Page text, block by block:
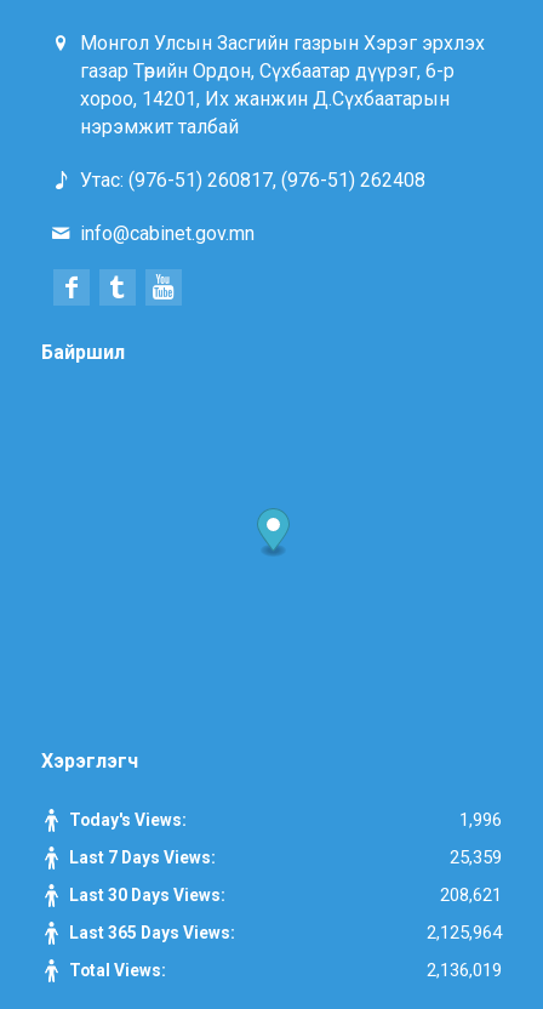
Монгол Улсын Засгийн газрын Хэрэг эрхлэх
газар Төрийн Ордон, Сүхбаатар дүүрэг, 6-р
хороо, 14201, Их жанжин Д.Сүхбаатарын
нэрэмжит талбай
Утас: (976-51) 260817, (976-51) 262408
info@cabinet.gov.mn
Байршил
Хэрэглэгч
Today's Views: 1,996
Last 7 Days Views: 25,359
Last 30 Days Views: 208,621
Last 365 Days Views: 2,125,964
Total Views: 2,136,019